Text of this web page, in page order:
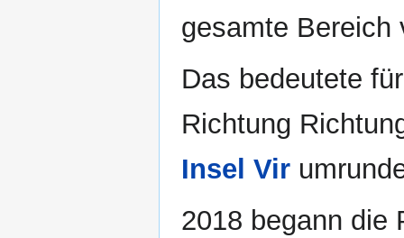
gesamte Bereich
Das bedeutete
Richtung
Insel Vir
2018 begann die